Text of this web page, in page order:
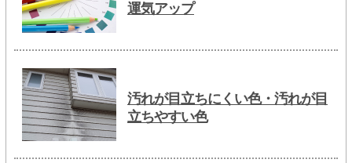
運気アップ
汚れが目立ちにくい色・汚れが目
立ちやすい色